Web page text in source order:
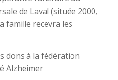
de Laval (située 2000,
famille recevra les
dons à la fédération
Alzheimer